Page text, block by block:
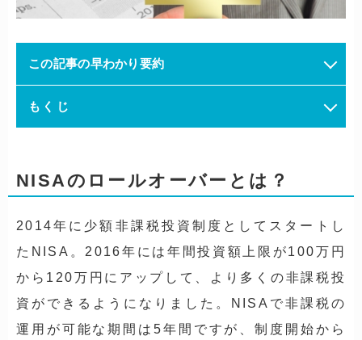
この記事の早わかり要約
もくじ
NISAのロールオーバーとは？
2014年に少額非課税投資制度としてスタートし
たNISA。2016年には年間投資額上限が100万円
から120万円にアップして、より多くの非課税投
資ができるようになりました。NISAで非課税の
運用が可能な期間は5年間ですが、制度開始から